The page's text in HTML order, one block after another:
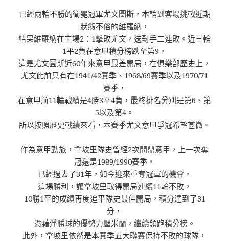
已經兩輪不勝的衛冕冠軍尤文圖斯，本輪到客場挑戰近期
狀態不俗的維羅納，
結果維羅納在主場2：1擊敗尤文，送對手二連敗。近三輪
1平2負在意甲積分榜跌至第9，
這是尤文圖斯近60年來意甲最差開局，在俱樂部歷史上，
尤文此前只有在1941/42賽季、1968/69賽季以及1970/71
賽季，
在意甲前11輪戰績是4勝3平4負，最終排名分別是第6、第
5以及第4。
所以按照歷史戰績來看，本賽季尤文意甲爭冠希望甚微。
作為意甲勁旅，拿坡里隊史曾經2次問鼎意甲，上一次奪
冠還是1989/1990賽季，
已經過去了31年，如今迎來重奪冠軍的機會，
這場勝利，讓拿坡里取得開局連續11輪不敗，
10勝1平的成績再度追平隊史最佳開局，積分達到了31
分，
憑藉淨勝球的優勢力壓米蘭，繼續領跑積分榜。
此外，拿坡里依然是本賽季五大聯賽保持不敗的球隊，